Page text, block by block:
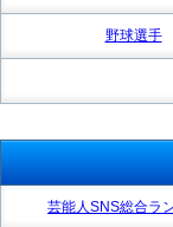
野球選手
芸能人SNS総合ラ